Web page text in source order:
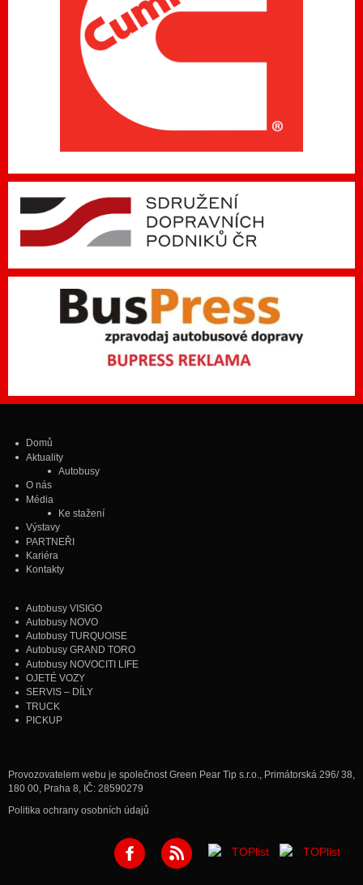
Domů
Aktuality
Autobusy
O nás
Média
Ke stažení
Výstavy
PARTNEŘI
Kariéra
Kontakty
Autobusy VISIGO
Autobusy NOVO
Autobusy TURQUOISE
Autobusy GRAND TORO
Autobusy NOVOCITI LIFE
OJETÉ VOZY
SERVIS – DÍLY
TRUCK
PICKUP
Provozovatelem webu je společnost Green Pear Tip s.r.o., Primátorská 296/ 38,
180 00, Praha 8, IČ: 28590279
Politika ochrany osobních údajů